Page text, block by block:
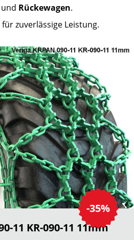
und Rückewagen.
zuverlässige Leistung.
-35%
11 KR-090-11 11mm